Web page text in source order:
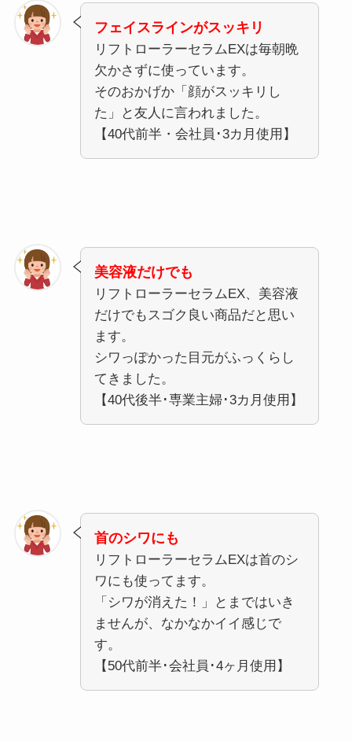
フェイスラインがスッキリ
リフトローラーセラムEXは毎朝晩
欠かさずに使っています。
そのおかげか「顔がスッキリし
た」と友人に言われました。
【40代前半・会社員･3カ月使用】
美容液だけでも
リフトローラーセラムEX、美容液
だけでもスゴク良い商品だと思い
ます。
シワっぽかった目元がふっくらし
てきました。
【40代後半･専業主婦･3カ月使用】
首のシワにも
リフトローラーセラムEXは首のシ
ワにも使ってます。
「シワが消えた！」とまではいき
ませんが、なかなかイイ感じで
す。
【50代前半･会社員･4ヶ月使用】